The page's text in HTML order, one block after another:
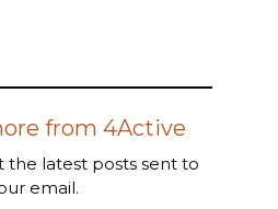
from 4Active
the latest posts sent to
email.